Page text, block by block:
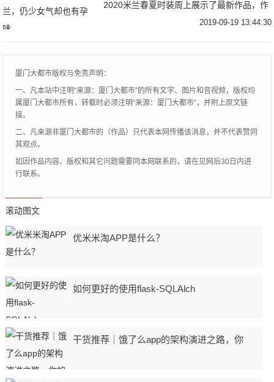
2020米兰春夏时装周上展示了最新作品，作
品既有冷艳的晚礼裙，也有卡其色为主的狩
2019-09-19 13:44:30
厦门大都市版权与免责声明：
一、凡本站中注明“来源：厦门大都市”的所有文字、图片和音视频，版权均
属厦门大都市所有，转载时必须注明“来源：厦门大都市”，并附上原文链
接。
二、凡来源非厦门大都市的（作品）只代表本网传播该消息，并不代表赞同
其观点。
如因作品内容、版权和其它问题需要同本网联系的，请在见网后30日内进
行联系。
滚动图文
优米米淘APP是什么？
如何更好的使用flask-SQLAlch
干货推荐｜饿了么app的架构演进之路，你